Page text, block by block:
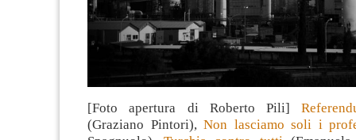
[Foto apertura di Roberto Pili]
(Graziano Pintori),Non lasciamo soli i